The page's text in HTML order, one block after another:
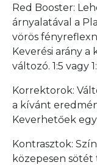
Red Booster:
árnyalatával a
vörös
Keverési arány a
változó. 1:5 vagy
Korrektorok:
a kívánt
Keverhetőek
Kontrasztok:
közepesen